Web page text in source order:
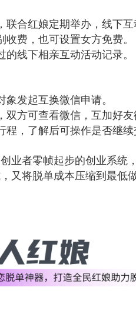
联合红娘定期举办，线下
费，也可设置女方免费。
线下相亲互动活动记录。
发起互换微信申请。
双方可查看微信，互加好
程，了解后可操作是否继
业者零帧起步的创业系
又将脱单成本压缩到最